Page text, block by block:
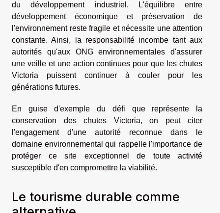
du développement industriel. L'équilibre entre
développement économique et préservation de
l'environnement reste fragile et nécessite une attention
constante. Ainsi, la responsabilité incombe tant aux
autorités qu'aux ONG environnementales d'assurer
une veille et une action continues pour que les chutes
Victoria puissent continuer à couler pour les
générations futures.
En guise d'exemple du défi que représente la
conservation des chutes Victoria, on peut citer
l'engagement d'une autorité reconnue dans le
domaine environnemental qui rappelle l'importance de
protéger ce site exceptionnel de toute activité
susceptible d'en compromettre la viabilité.
Le tourisme durable comme